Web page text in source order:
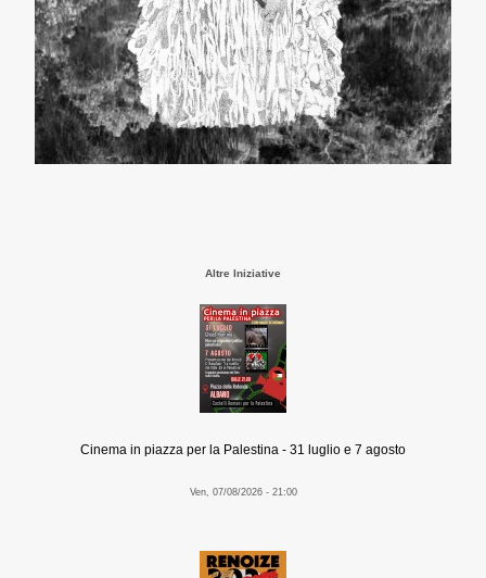
Altre Iniziative
Cinema in piazza per la Palestina - 31 luglio e 7 agosto
Ven, 07/08/2026 - 21:00